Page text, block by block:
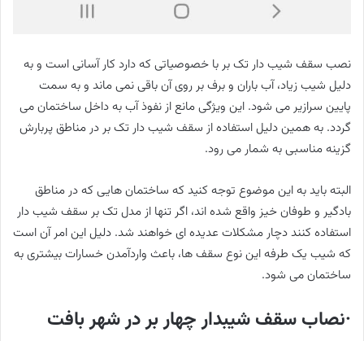
نصب سقف شیب دار تک بر با خصوصیاتی که دارد کار آسانی است و به
دلیل شیب زیاد، آب باران و برف بر روی آن باقی نمی ماند و به سمت
پایین سرازیر می شود. این ویژگی مانع از نفوذ آب به داخل ساختمان می
گردد. به همین دلیل استفاده از سقف شیب دار تک بر در مناطق پربارش
گزینه مناسبی به شمار می رود.
البته باید به این موضوع توجه کنید که ساختمان هایی که در مناطق
بادگیر و طوفان خیز واقع شده اند، اگر تنها از مدل تک بر سقف شیب دار
استفاده کنند دچار مشکلات عدیده ای خواهند شد. دلیل این امر آن است
که شیب یک طرفه این نوع سقف ها، باعث واردآمدن خسارات بیشتری به
ساختمان می شود.
·نصاب سقف شیبدار چهار بر در شهر بافت